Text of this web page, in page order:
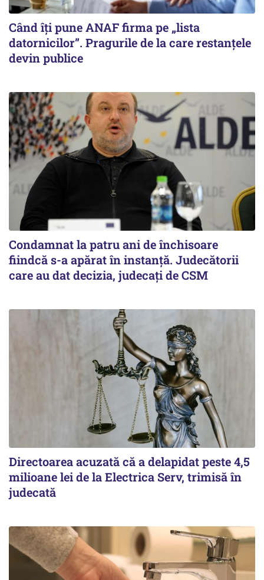
Când îți pune ANAF firma pe „lista
datornicilor”. Pragurile de la care restanțele
devin publice
Condamnat la patru ani de închisoare
fiindcă s-a apărat în instanță. Judecătorii
care au dat decizia, judecați de CSM
Directoarea acuzată că a delapidat peste 4,5
milioane lei de la Electrica Serv, trimisă în
judecată